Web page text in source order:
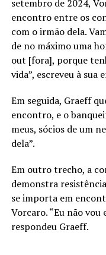
setembro de 2024,
encontro entre os
com o irmão dela.
de no máximo uma
out [fora], porque
vida”, escreveu à
Em seguida, Graeff
encontro, e o
meus, sócios de um
dela”.
Em outro trecho, a
demonstra
se importa em
Vorcaro. “Eu não
respondeu Graeff.